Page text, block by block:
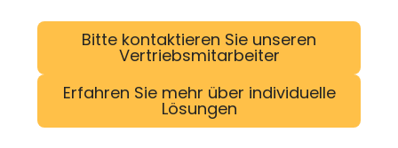
Bitte kontaktieren Sie unseren
Vertriebsmitarbeiter
Erfahren Sie mehr über individuelle
Lösungen